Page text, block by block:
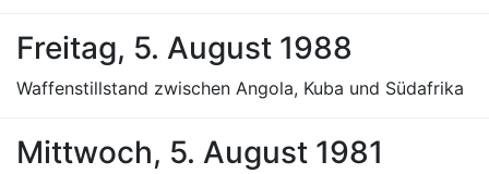
Freitag, 5. August 1988
Waffenstillstand zwischen Angola, Kuba und Südafrika
Mittwoch, 5. August 1981